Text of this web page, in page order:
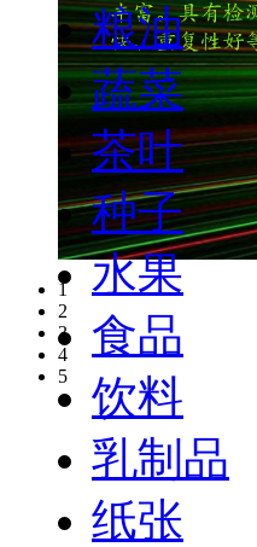
1
2
3
4
5
粮油
蔬菜
茶叶
种子
水果
食品
饮料
乳制品
纸张